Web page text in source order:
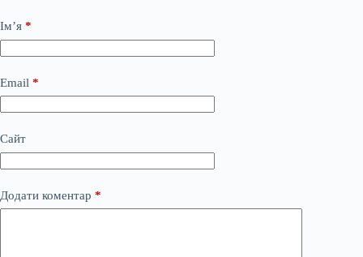
Ім’я *
Email *
Сайт
Додати коментар *